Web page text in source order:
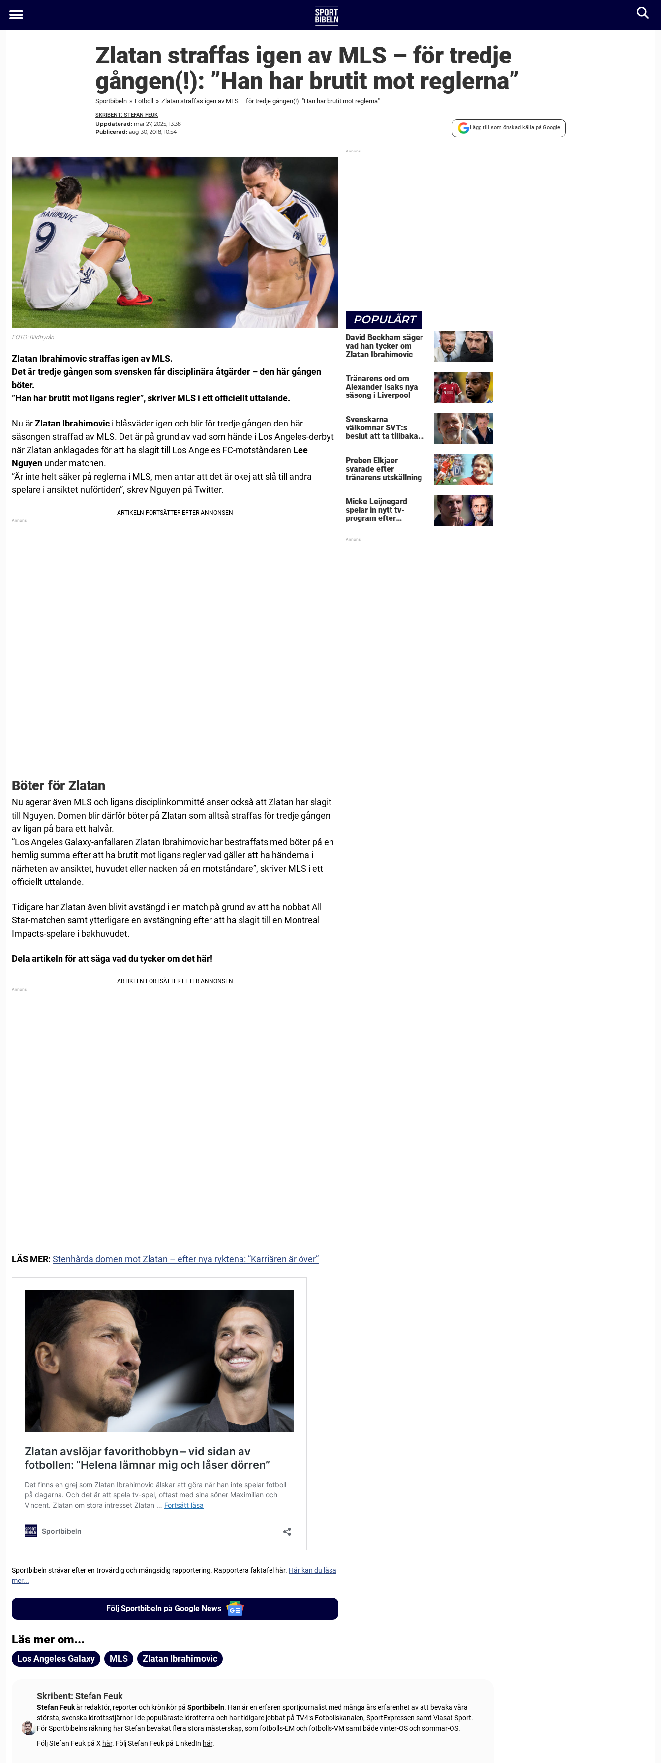
Toggle
Zlatan straffas igen av MLS – för tredje
gången(!): ”Han har brutit mot reglerna”
Sportbibeln » Fotboll » Zlatan straffas igen av MLS – för tredje gången(!): "Han har brutit mot reglerna"
SKRIBENT: STEFAN FEUK
Uppdaterad: mar 27, 2025, 13:38
Publicerad: aug 30, 2018, 10:54
Lägg till som önskad källa på Google
FOTO: Bildbyrån
Zlatan Ibrahimovic straffas igen av MLS.
Det är tredje gången som svensken får disciplinära åtgärder – den här gången
böter.
”Han har brutit mot ligans regler”, skriver MLS i ett officiellt uttalande.
Nu ärZlatan Ibrahimovic i blåsväder igen och blir för tredje gången den här
säsongen straffad av MLS. Det är på grund av vad som hände i Los Angeles-derbyt
när Zlatan anklagades för att ha slagit till Los Angeles FC-motståndaren Lee
Nguyen under matchen.
”Är inte helt säker på reglerna i MLS, men antar att det är okej att slå till andra
spelare i ansiktet nuförtiden”, skrev Nguyen på Twitter.
Böter för Zlatan
Nu agerar även MLS och ligans disciplinkommitté anser också att Zlatan har slagit
till Nguyen. Domen blir därför böter på Zlatan som alltså straffas för tredje gången
av ligan på bara ett halvår.
”Los Angeles Galaxy-anfallaren Zlatan Ibrahimovic har bestraffats med böter på en
hemlig summa efter att ha brutit mot ligans regler vad gäller att ha händerna i
närheten av ansiktet, huvudet eller nacken på en motståndare”, skriver MLS i ett
officiellt uttalande.
Tidigare har Zlatan även blivit avstängd i en match på grund av att ha nobbat All
Star-matchen samt ytterligare en avstängning efter att ha slagit till en Montreal
Impacts-spelare i bakhuvudet.
Dela artikeln för att säga vad du tycker om det här!
LÄS MER: Stenhårda domen mot Zlatan – efter nya ryktena: ”Karriären är över”
Sportbibeln strävar efter en trovärdig och mångsidig rapportering. Rapportera faktafel här. Här kan du läsa
mer...
Följ Sportbibeln på Google News
POPULÄRT
David Beckham säger
vad han tycker om
Zlatan Ibrahimovic
Tränarens ord om
Alexander Isaks nya
säsong i Liverpool
Svenskarna
välkomnar SVT:s
beslut att ta tillbaka
Preben Elkjaer
svarade efter
tränarens utskällning
Micke Leijnegard
spelar in nytt tv-
program efter
Läs mer om...
Los Angeles Galaxy MLS Zlatan Ibrahimovic
Skribent: Stefan Feuk
Stefan Feukär redaktör, reporter och krönikör påSportbibeln. Han är en erfaren sportjournalist med många års erfarenhet av att bevaka våra
största, svenska idrottsstjärnor i de populäraste idrotterna och har tidigare jobbat på TV4:s Fotbollskanalen, SportExpressen samt Viasat Sport.
För Sportbibelns räkning har Stefan bevakat flera stora mästerskap, som fotbolls-EM och fotbolls-VM samt både vinter-OS och sommar-OS.
Följ Stefan Feuk på X här. Följ Stefan Feuk på LinkedIn här.